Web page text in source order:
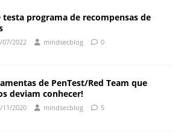
testa programa de recompensas de
07/2022 mindsecblog 0
de PenTest/Red Team que
deviam conhecer!
11/2020 mindsecblog 5